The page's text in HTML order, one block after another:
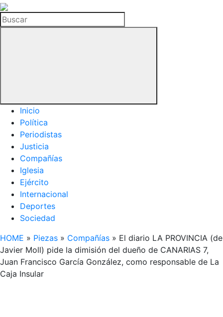
La
Hemeroteca
del
Buscar
Inicio
Política
Periodistas
Justicia
Compañías
Iglesia
Ejército
Internacional
Deportes
Sociedad
HOME » Piezas » Compañías » El diario LA PROVINCIA (de
Javier Moll) pide la dimisión del dueño de CANARIAS 7,
Juan Francisco García González, como responsable de La
Caja Insular